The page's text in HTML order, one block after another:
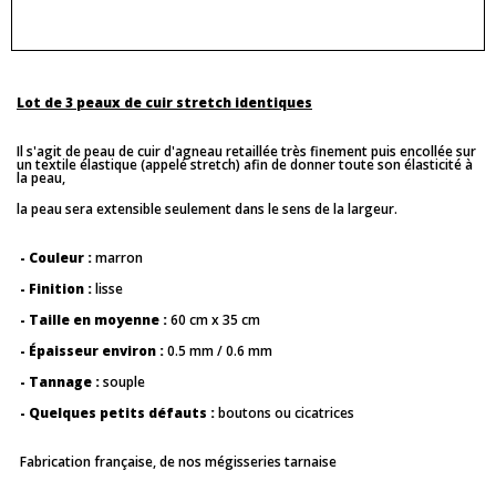
Lot de 3 peaux de cuir stretch identiques
Il s'agit de peau de cuir d'agneau retaillée très finement puis encollée sur
un textile élastique (appelé stretch) afin de donner toute son élasticité à
la peau,
la peau sera extensible seulement dans le sens de la largeur.
- Couleur :marron
- Finition :lisse
- Taille en moyenne :60 cm x 35 cm
- Épaisseur environ :0.5 mm / 0.6 mm
- Tannage :souple
- Quelques petits défauts :boutons ou cicatrices
Fabrication française, de nos mégisseries tarnaise